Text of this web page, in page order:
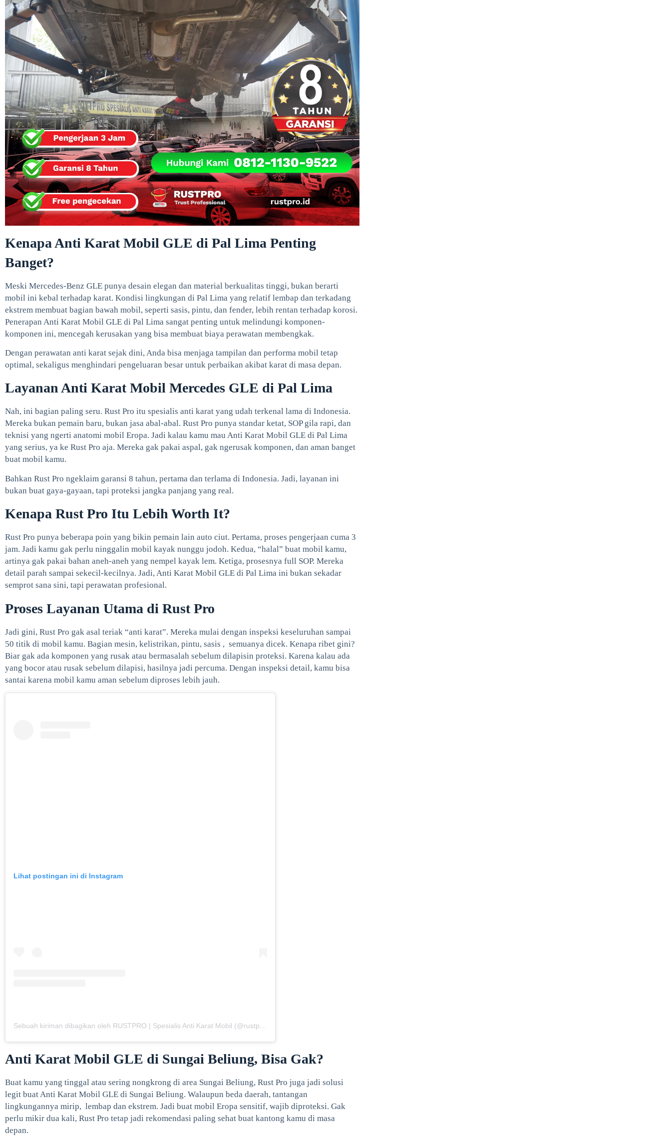
Kenapa Anti Karat Mobil GLE di Pal Lima Penting
Banget?
Meski Mercedes-Benz GLE punya desain elegan dan material berkualitas tinggi, bukan berarti
mobil ini kebal terhadap karat. Kondisi lingkungan di Pal Lima yang relatif lembap dan terkadang
ekstrem membuat bagian bawah mobil, seperti sasis, pintu, dan fender, lebih rentan terhadap korosi.
Penerapan Anti Karat Mobil GLE di Pal Lima sangat penting untuk melindungi komponen-
komponen ini, mencegah kerusakan yang bisa membuat biaya perawatan membengkak.
Dengan perawatan anti karat sejak dini, Anda bisa menjaga tampilan dan performa mobil tetap
optimal, sekaligus menghindari pengeluaran besar untuk perbaikan akibat karat di masa depan.
Layanan Anti Karat Mobil Mercedes GLE di Pal Lima
Nah, ini bagian paling seru. Rust Pro itu spesialis anti karat yang udah terkenal lama di Indonesia.
Mereka bukan pemain baru, bukan jasa abal-abal. Rust Pro punya standar ketat, SOP gila rapi, dan
teknisi yang ngerti anatomi mobil Eropa. Jadi kalau kamu mau Anti Karat Mobil GLE di Pal Lima
yang serius, ya ke Rust Pro aja. Mereka gak pakai aspal, gak ngerusak komponen, dan aman banget
buat mobil kamu.
Bahkan Rust Pro ngeklaim garansi 8 tahun, pertama dan terlama di Indonesia. Jadi, layanan ini
bukan buat gaya-gayaan, tapi proteksi jangka panjang yang real.
Kenapa Rust Pro Itu Lebih Worth It?
Rust Pro punya beberapa poin yang bikin pemain lain auto ciut. Pertama, proses pengerjaan cuma 3
jam. Jadi kamu gak perlu ninggalin mobil kayak nunggu jodoh. Kedua, “halal” buat mobil kamu,
artinya gak pakai bahan aneh-aneh yang nempel kayak lem. Ketiga, prosesnya full SOP. Mereka
detail parah sampai sekecil-kecilnya. Jadi, Anti Karat Mobil GLE di Pal Lima ini bukan sekadar
semprot sana sini, tapi perawatan profesional.
Proses Layanan Utama di Rust Pro
Jadi gini, Rust Pro gak asal teriak “anti karat”. Mereka mulai dengan inspeksi keseluruhan sampai
50 titik di mobil kamu. Bagian mesin, kelistrikan, pintu, sasis , semuanya dicek. Kenapa ribet gini?
Biar gak ada komponen yang rusak atau bermasalah sebelum dilapisin proteksi. Karena kalau ada
yang bocor atau rusak sebelum dilapisi, hasilnya jadi percuma. Dengan inspeksi detail, kamu bisa
santai karena mobil kamu aman sebelum diproses lebih jauh.
Lihat postingan ini di Instagram
Sebuah kiriman dibagikan oleh RUSTPRO | Spesialis Anti Karat Mobil (@rustpro_indonesia)
Anti Karat Mobil GLE di Sungai Beliung, Bisa Gak?
Buat kamu yang tinggal atau sering nongkrong di area Sungai Beliung, Rust Pro juga jadi solusi
legit buat Anti Karat Mobil GLE di Sungai Beliung. Walaupun beda daerah, tantangan
lingkungannya mirip, lembap dan ekstrem. Jadi buat mobil Eropa sensitif, wajib diproteksi. Gak
perlu mikir dua kali, Rust Pro tetap jadi rekomendasi paling sehat buat kantong kamu di masa
depan.